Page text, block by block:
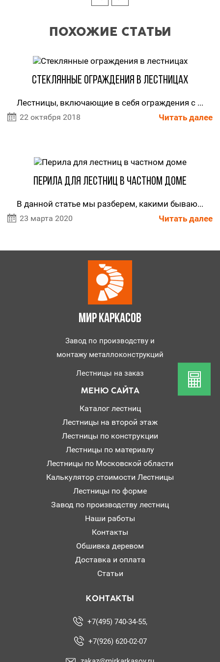
ПОХОЖИЕ СТАТЬИ
Стеклянные ограждения в лестницах
Лестницы, включающие в себя ограждения с ...
22 октября 2018 Читать далее
Перила для лестниц в частном доме
В данной статье мы разберем, какими бываю...
23 марта 2020 Читать далее
МИР КАРКАСОВ
Завод по производству и
монтажу металлоконструкций
Лестницы на заказ
МЕНЮ САЙТА
Каталог лестниц
Лестницы на второй этаж
Лестницы по конструкции
Лестницы по материалу
Лестницы по Московской области
Калькулятор стоимости Лестницы
Лестницы по форме
Завод по производству лестниц
Наши работы
Контакты
Обшивка деревом
Доставка и оплата
Статьи
КОНТАКТЫ
+7(495) 740-34-55,
+7(926) 620-02-07